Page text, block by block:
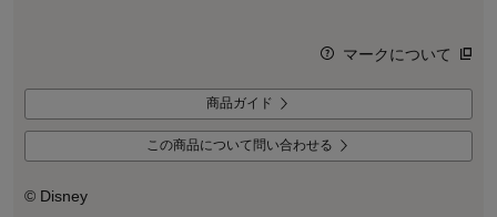
マークについて
商品ガイド
この商品について問い合わせる
© Disney